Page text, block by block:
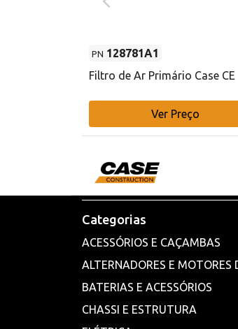
PN 128781A1
Filtro de Ar Primário Case CE
Ver Preço
Categorias
ACESSÓRIOS E CAÇAMBAS
ALTERNADORES E MOTORES
BATERIAS E ACESSÓRIOS
CHASSI E ESTRUTURA